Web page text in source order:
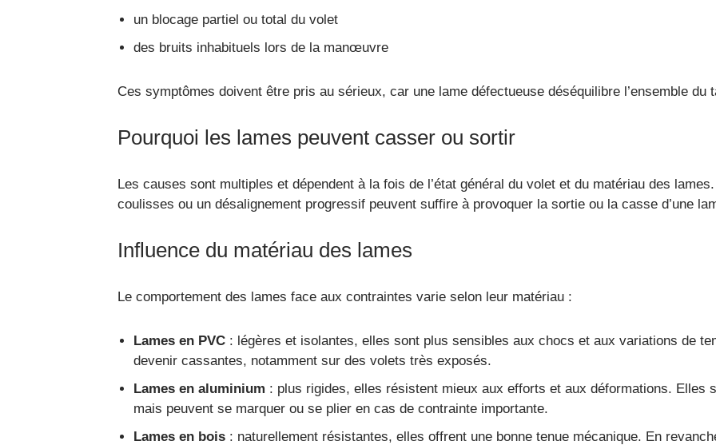
un blocage partiel ou total du volet
des bruits inhabituels lors de la manœuvre
Ces symptômes doivent être pris au sérieux, car une lame défectueuse déséquilibre l’ensemble du
Pourquoi les lames peuvent casser ou sortir
Les causes sont multiples et dépendent à la fois de l’état général du volet et du matériau des
coulisses ou un désalignement progressif peuvent suffire à provoquer la sortie ou la casse d’une
Influence du matériau des lames
Le comportement des lames face aux contraintes varie selon leur matériau :
Lames en PVC : légères et isolantes, elles sont plus sensibles aux chocs et aux variations de
devenir cassantes, notamment sur des volets très exposés.
Lames en aluminium : plus rigides, elles résistent mieux aux efforts et aux déformations. Elles
mais peuvent se marquer ou se plier en cas de contrainte importante.
Lames en bois : naturellement résistantes, elles offrent une bonne tenue mécanique. En